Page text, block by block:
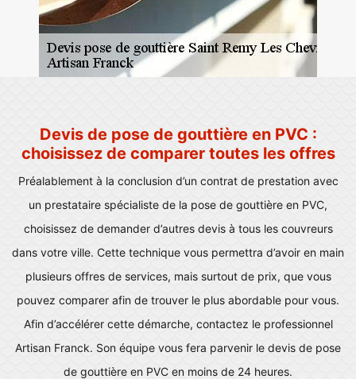
Devis de pose de gouttière en PVC :
choisissez de comparer toutes les offres
Préalablement à la conclusion d’un contrat de prestation avec
un prestataire spécialiste de la pose de gouttière en PVC,
choisissez de demander d’autres devis à tous les couvreurs
dans votre ville. Cette technique vous permettra d’avoir en main
plusieurs offres de services, mais surtout de prix, que vous
pouvez comparer afin de trouver le plus abordable pour vous.
Afin d’accélérer cette démarche, contactez le professionnel
Artisan Franck. Son équipe vous fera parvenir le devis de pose
de gouttière en PVC en moins de 24 heures.